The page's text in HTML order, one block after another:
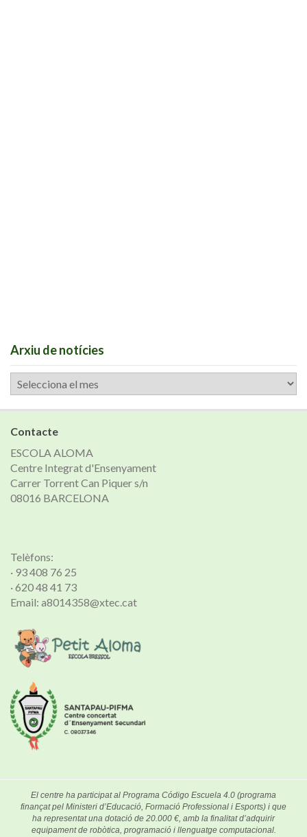
Arxiu de notícies
Arxiu
de
notícies
Contacte
ESCOLA ALOMA
Centre Integrat d'Ensenyament
Carrer Torrent Can Piquer s/n
08016 BARCELONA
Telèfons:
· 93 408 76 25
· 620 48 41 73
Email: a8014358@xtec.cat
El centre ha participat al Programa Código Escuela 4.0 (programa
finançat pel Ministeri d’Educació, Formació Professional i Esports) i que
ha representat una dotació de 20.000 €, amb la finalitat d’adquirir
equipament de robòtica, programació i llenguatge computacional.